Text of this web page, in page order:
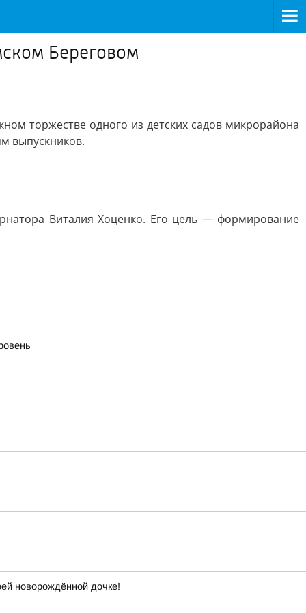
Береговом
торжестве одного из детских садов микрорайона
выпускников.
Виталия Хоценко. Его цель — формирование
новорождённой дочке!